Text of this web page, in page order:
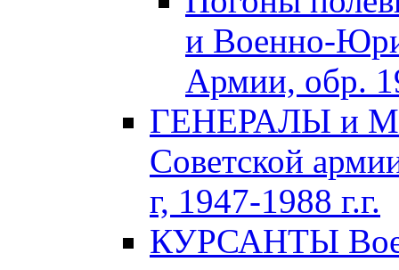
и Военно-
Армии, обр.
ГЕНЕРАЛЫ и
Советской
г, 1947-1988 г.г.
КУРСАНТЫ